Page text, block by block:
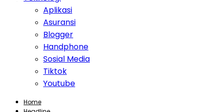
Aplikasi
Asuransi
Blogger
Handphone
Sosial Media
Tiktok
Youtube
Home